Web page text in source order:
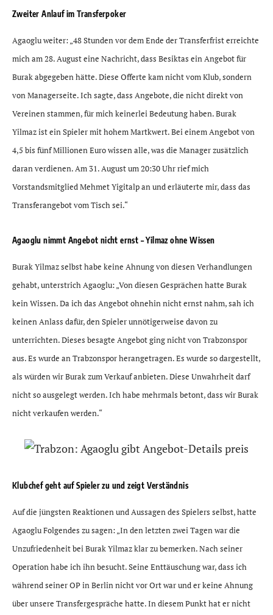
Zweiter Anlauf im Transferpoker
Agaoglu weiter: „48 Stunden vor dem Ende der Transferfrist erreichte
mich am 28. August eine Nachricht, dass Besiktas ein Angebot für
Burak abgegeben hätte. Diese Offerte kam nicht vom Klub, sondern
von Managerseite. Ich sagte, dass Angebote, die nicht direkt von
Vereinen stammen, für mich keinerlei Bedeutung haben. Burak
Yilmaz ist ein Spieler mit hohem Martkwert. Bei einem Angebot von
4,5 bis fünf Millionen Euro wissen alle, was die Manager zusätzlich
daran verdienen. Am 31. August um 20:30 Uhr rief mich
Vorstandsmitglied Mehmet Yigitalp an und erläuterte mir, dass das
Transferangebot vom Tisch sei.“
Agaoglu nimmt Angebot nicht ernst – Yilmaz ohne Wissen
Burak Yilmaz selbst habe keine Ahnung von diesen Verhandlungen
gehabt, unterstrich Agaoglu: „Von diesen Gesprächen hatte Burak
kein Wissen. Da ich das Angebot ohnehin nicht ernst nahm, sah ich
keinen Anlass dafür, den Spieler unnötigerweise davon zu
unterrichten. Dieses besagte Angebot ging nicht von Trabzonspor
aus. Es wurde an Trabzonspor herangetragen. Es wurde so dargestellt,
als würden wir Burak zum Verkauf anbieten. Diese Unwahrheit darf
nicht so ausgelegt werden. Ich habe mehrmals betont, dass wir Burak
nicht verkaufen werden.“
Klubchef geht auf Spieler zu und zeigt Verständnis
Auf die jüngsten Reaktionen und Aussagen des Spielers selbst, hatte
Agaoglu Folgendes zu sagen: „In den letzten zwei Tagen war die
Unzufriedenheit bei Burak Yilmaz klar zu bemerken. Nach seiner
Operation habe ich ihn besucht. Seine Enttäuschung war, dass ich
während seiner OP in Berlin nicht vor Ort war und er keine Ahnung
über unsere Transfergespräche hatte. In diesem Punkt hat er nicht